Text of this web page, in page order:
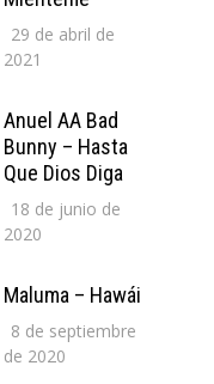
29 de abril de
2021
Anuel AA Bad
Bunny – Hasta
Que Dios Diga
18 de junio de
2020
Maluma – Hawái
8 de septiembre
de 2020